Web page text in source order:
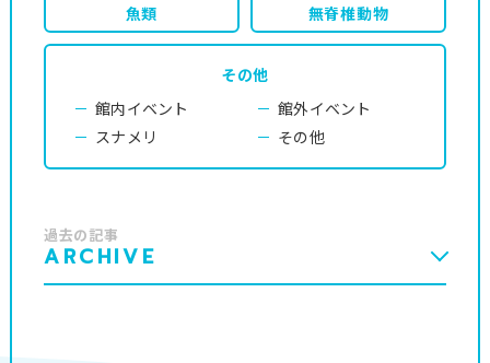
魚類 無脊椎動物
その他
館内イベント
館外イベント
スナメリ
その他
過去の記事
ARCHIVE